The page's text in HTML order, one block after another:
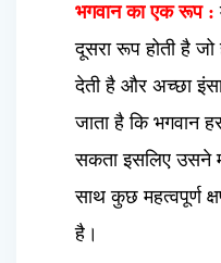
भगवान का एक रूप :
दूसरा रूप होती है
देती है और अच्छा
जाता है कि भगवान
सकता इसलिए उसने
साथ कुछ महत्वपूर्ण
है।